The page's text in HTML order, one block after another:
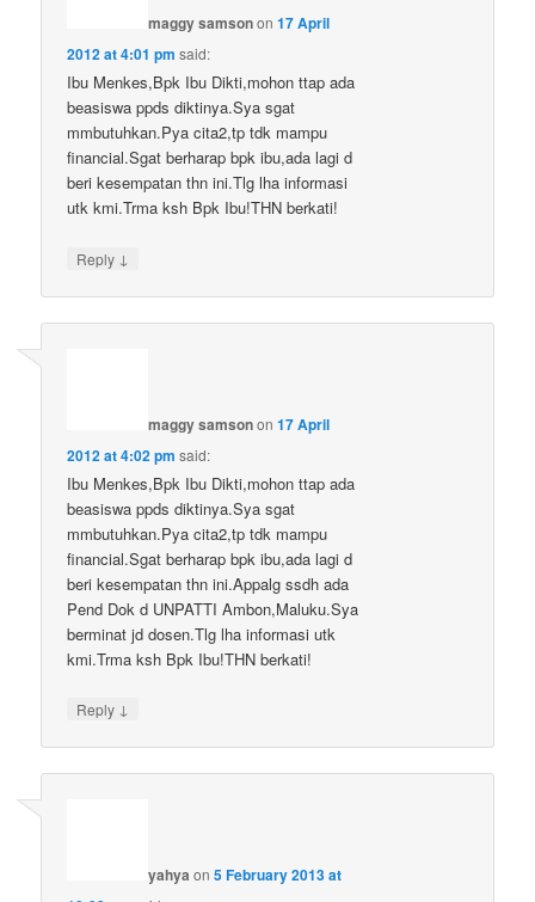
maggy samsonon17 April
2012 at 4:01 pm said:
Ibu Menkes,Bpk Ibu Dikti,mohon ttap ada
beasiswa ppds diktinya.Sya sgat
mmbutuhkan.Pya cita2,tp tdk mampu
financial.Sgat berharap bpk ibu,ada lagi d
beri kesempatan thn ini.Tlg lha informasi
utk kmi.Trma ksh Bpk Ibu!THN berkati!
Reply ↓
maggy samsonon17 April
2012 at 4:02 pm said:
Ibu Menkes,Bpk Ibu Dikti,mohon ttap ada
beasiswa ppds diktinya.Sya sgat
mmbutuhkan.Pya cita2,tp tdk mampu
financial.Sgat berharap bpk ibu,ada lagi d
beri kesempatan thn ini.Appalg ssdh ada
Pend Dok d UNPATTI Ambon,Maluku.Sya
berminat jd dosen.Tlg lha informasi utk
kmi.Trma ksh Bpk Ibu!THN berkati!
Reply ↓
yahya on5 February 2013 at